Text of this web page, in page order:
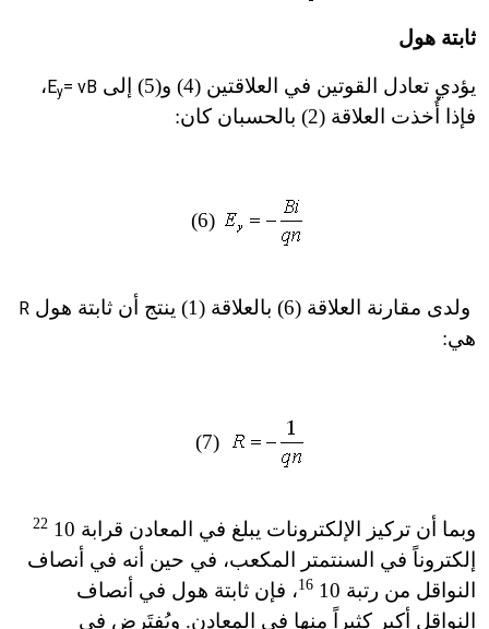
ثابتة هول
يؤدي تعادل القوتين في العلاقتين (4) و(5) إلى Ey= vB
،
فإذا أُخذت العلاقة (2) بالحسبان كان:
(6)
ولدى مقارنة العلاقة (6) بالعلاقة (1) ينتج أن ثابتة هول R
هي:
(7)
وبما أن تركيز الإلكترونات يبلغ في المعادن قرابة 10 22
إلكتروناً في السنتمتر المكعب، في حين أنه في أنصاف
النواقل من رتبة 10
16، فإن ثابتة هول في أنصاف
النواقل أكبر كثيراً منها في المعادن. ويُفتَرض في